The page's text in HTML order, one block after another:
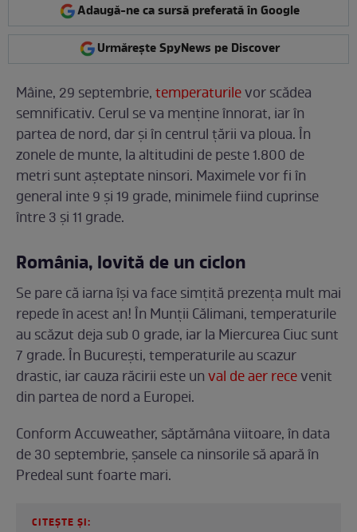
Adaugă-ne ca sursă preferată în Google
Urmărește SpyNews pe Discover
Mâine, 29 septembrie,temperaturilevor scădea
semnificativ. Cerul se va menține înnorat, iar în
partea de nord, dar și în centrul țării va ploua. În
zonele de munte, la altitudini de peste 1.800 de
metri sunt așteptate ninsori. Maximele vor fi în
general inte 9 și 19 grade, minimele fiind cuprinse
între 3 și 11 grade.
România, lovită de un ciclon
Se pare că iarna își va face simțită prezența mult mai
repede în acest an! În Munții Călimani, temperaturile
au scăzut deja sub 0 grade, iar la Miercurea Ciuc sunt
7 grade. În București, temperaturile au scazur
drastic, iar cauza răcirii este unval de aer recevenit
din partea de nord a Europei.
Conform Accuweather, săptămâna viitoare, în data
de 30 septembrie, șansele ca ninsorile să apară în
Predeal sunt foarte mari.
CITEȘTE ȘI: